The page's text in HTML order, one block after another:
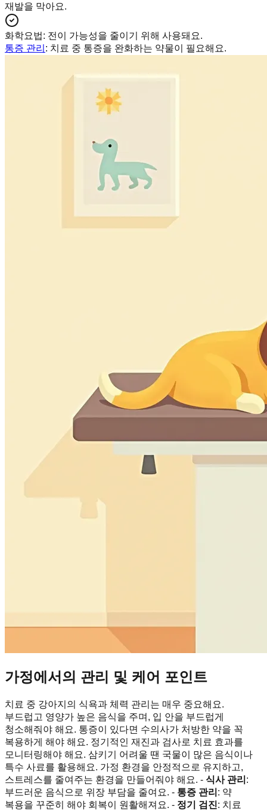
재발을 막아요.
화학요법: 전이 가능성을 줄이기 위해 사용돼요.
통증 관리 : 치료 중 통증을 완화하는 약물이 필요해요.
가정에서의 관리 및 케어 포인트
치료 중 강아지의 식욕과 체력 관리는 매우 중요해요.
부드럽고 영양가 높은 음식을 주며, 입 안을 부드럽게
청소해줘야 해요. 통증이 있다면 수의사가 처방한 약을 꼭
복용하게 해야 해요. 정기적인 재진과 검사로 치료 효과를
모니터링해야 해요. 삼키기 어려울 땐 국물이 많은 음식이나
특수 사료를 활용해요. 가정 환경을 안정적으로 유지하고,
스트레스를 줄여주는 환경을 만들어줘야 해요. - 식사 관리 :
부드러운 음식으로 위장 부담을 줄여요. - 통증 관리 : 약
복용을 꾸준히 해야 회복이 원활해져요. - 정기 검진: 치료